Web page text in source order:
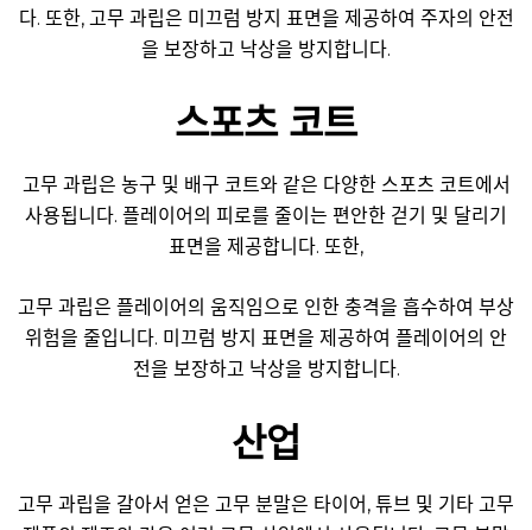
다. 또한, 고무 과립은 미끄럼 방지 표면을 제공하여 주자의 안전
을 보장하고 낙상을 방지합니다.
스포츠 코트
고무 과립은 농구 및 배구 코트와 같은 다양한 스포츠 코트에서
사용됩니다. 플레이어의 피로를 줄이는 편안한 걷기 및 달리기
표면을 제공합니다. 또한,
고무 과립은 플레이어의 움직임으로 인한 충격을 흡수하여 부상
위험을 줄입니다. 미끄럼 방지 표면을 제공하여 플레이어의 안
전을 보장하고 낙상을 방지합니다.
산업
고무 과립을 갈아서 얻은 고무 분말은 타이어, 튜브 및 기타 고무